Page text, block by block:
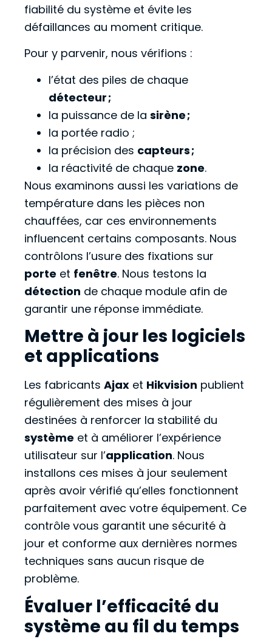
fiabilité du système et évite les
défaillances au moment critique.
Pour y parvenir, nous vérifions :
l’état des piles de chaque
détecteur ;
la puissance de la sirène ;
la portée radio ;
la précision des capteurs ;
la réactivité de chaque zone.
Nous examinons aussi les variations de
température dans les pièces non
chauffées, car ces environnements
influencent certains composants. Nous
contrôlons l’usure des fixations sur
porte et fenêtre. Nous testons la
détection de chaque module afin de
garantir une réponse immédiate.
Mettre à jour les logiciels
et applications
Les fabricants Ajax et Hikvision publient
régulièrement des mises à jour
destinées à renforcer la stabilité du
système et à améliorer l’expérience
utilisateur sur l’application. Nous
installons ces mises à jour seulement
après avoir vérifié qu’elles fonctionnent
parfaitement avec votre équipement. Ce
contrôle vous garantit une sécurité à
jour et conforme aux dernières normes
techniques sans aucun risque de
problème.
Évaluer l’efficacité du
système au fil du temps